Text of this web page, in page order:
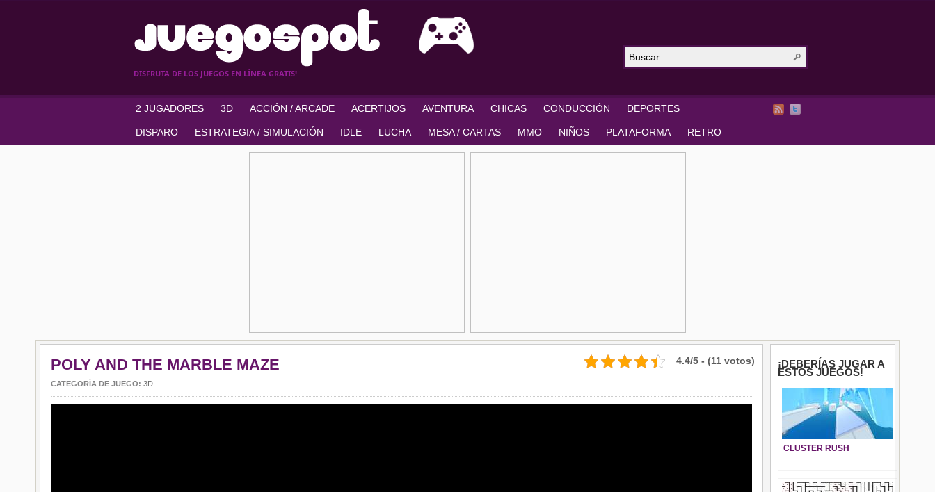
DISFRUTA DE LOS JUEGOS EN LÍNEA GRATIS!
2 JUGADORES 3D ACCIÓN / ARCADE ACERTIJOS AVENTURA CHICAS CONDUCCIÓN DEPORTES
DISPARO ESTRATEGIA / SIMULACIÓN IDLE LUCHA MESA / CARTAS MMO NIÑOS PLATAFORMA RETRO
4.4/5 - (11 votos)
POLY AND THE MARBLE MAZE
CATEGORÍA DE JUEGO: 3D
¡DEBERÍAS JUGAR A
ESTOS JUEGOS!
CLUSTER RUSH